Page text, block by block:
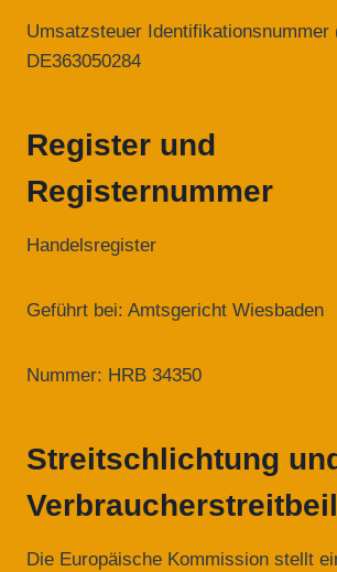
Umsatzsteuer Identifikationsnummer
DE363050284
Register und
Registernummer
Handelsregister
Geführt bei: Amtsgericht Wiesbaden
Nummer: HRB 34350
Streitschlichtung
Die Europäische Kommission stellt